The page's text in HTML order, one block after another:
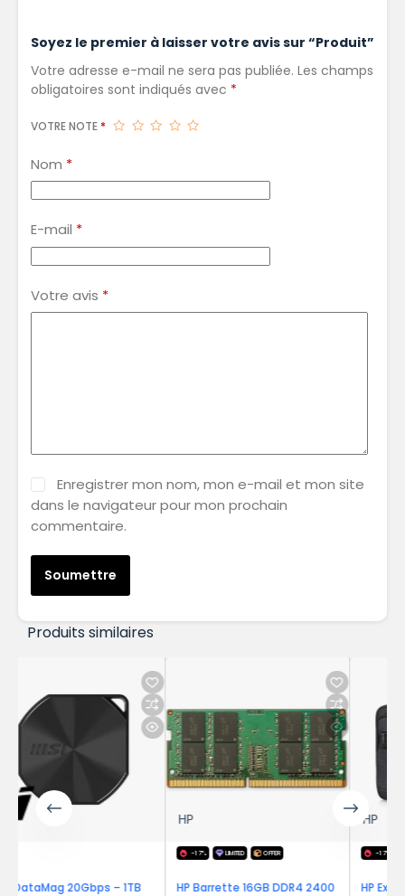
Soyez le premier à laisser votre avis sur “Produit”
Votre adresse e-mail ne sera pas publiée. Les champs
obligatoires sont indiqués avec *
VOTRE NOTE *
Nom *
E-mail *
Votre avis *
Enregistrer mon nom, mon e-mail et mon site
dans le navigateur pour mon prochain
commentaire.
Soumettre
Produits similaires
– 1TB
OFFER
HP Barrette 16GB DDR4 2400
-17% OFFER
HP Executive 15.6 Top